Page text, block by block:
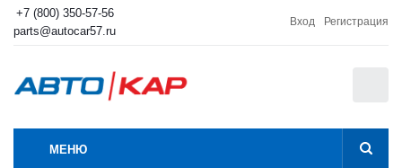
+7 (800) 350-57-56
parts@autocar57.ru
Вход Регистрация
МЕНЮ